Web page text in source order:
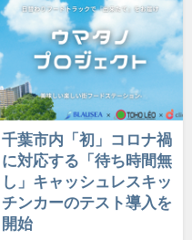
千葉市内「初」コロナ禍
に対応する「待ち時間無
し」キャッシュレスキッ
チンカーのテスト導入を
開始